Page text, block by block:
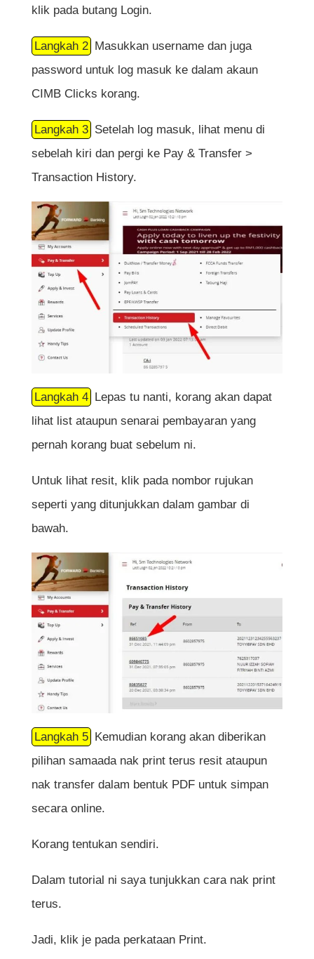
klik pada butang Login.
Langkah 2 Masukkan username dan juga
password untuk log masuk ke dalam akaun
CIMB Clicks korang.
Langkah 3 Setelah log masuk, lihat menu di
sebelah kiri dan pergi ke Pay & Transfer >
Transaction History.
Langkah 4 Lepas tu nanti, korang akan dapat
lihat list ataupun senarai pembayaran yang
pernah korang buat sebelum ni.
Untuk lihat resit, klik pada nombor rujukan
seperti yang ditunjukkan dalam gambar di
bawah.
Langkah 5 Kemudian korang akan diberikan
pilihan samaada nak print terus resit ataupun
nak transfer dalam bentuk PDF untuk simpan
secara online.
Korang tentukan sendiri.
Dalam tutorial ni saya tunjukkan cara nak print
terus.
Jadi, klik je pada perkataan Print.